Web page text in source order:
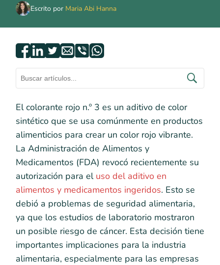
Escrito por Maria Abi Hanna
El colorante rojo n.º 3 es un aditivo de color
sintético que se usa comúnmente en productos
alimenticios para crear un color rojo vibrante.
La Administración de Alimentos y
Medicamentos (FDA) revocó recientemente su
autorización para el uso del aditivo en
alimentos y medicamentos ingeridos. Esto se
debió a problemas de seguridad alimentaria,
ya que los estudios de laboratorio mostraron
un posible riesgo de cáncer. Esta decisión tiene
importantes implicaciones para la industria
alimentaria, especialmente para las empresas